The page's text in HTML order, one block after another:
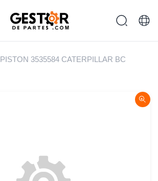
PISTON 3535584 CATERPILLAR BC